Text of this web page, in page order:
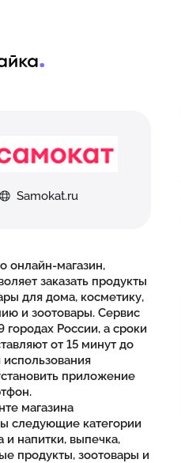
Samokat.ru
онлайн-магазин,
заказать продукты
для дома, косметику,
и зоотовары. Сервис
городах России, а сроки
от 15 минут до
приложение
магазина
следующие категории
и напитки, выпечка,
продукты, зоотовары и